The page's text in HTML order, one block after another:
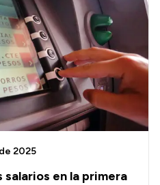
salarios en la primera
2025